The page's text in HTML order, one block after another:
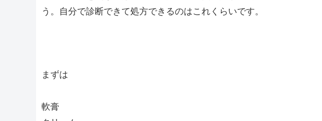
う。自分で診断できて処方できるのはこれくらいです。
まずは
軟膏